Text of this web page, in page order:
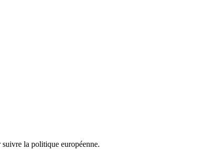
suivre la politique européenne.